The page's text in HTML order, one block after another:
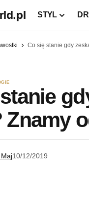
STYL
Co się stanie gdy
Znamy
10/12/2019